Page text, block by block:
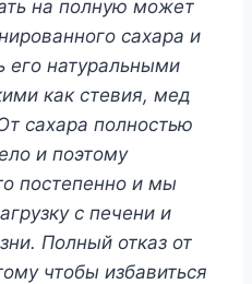
на полную может
сахара и
его натуральными
как стевия, мед
сахара полностью
и поэтому
постепенно и мы
с печени и
Полный отказ от
чтобы избавиться